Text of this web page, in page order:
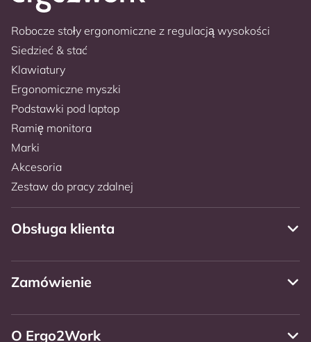
Robocze stoły ergonomiczne z regulacją wysokości
Siedzieć & stać
Klawiatury
Ergonomiczne myszki
Podstawki pod laptop
Ramię monitora
Marki
Akcesoria
Zestaw do pracy zdalnej
Obsługa klienta
Zamówienie
O Ergo2Work